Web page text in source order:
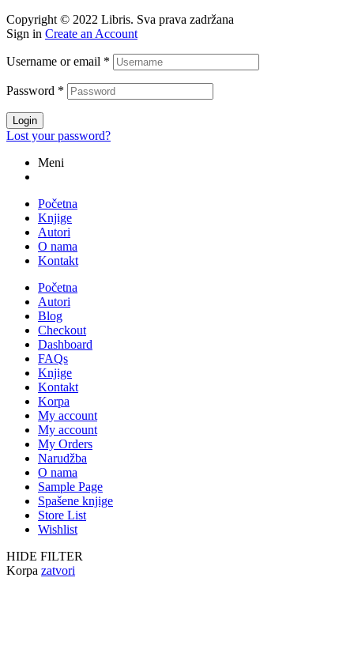
Copyright © 2022 Libris. Sva prava zadržana
Sign in Create an Account
Username or email *
Password *
Login
Lost your password?
Meni
Početna
Knjige
Autori
O nama
Kontakt
Početna
Autori
Blog
Checkout
Dashboard
FAQs
Knjige
Kontakt
Korpa
My account
My account
My Orders
Narudžba
O nama
Sample Page
Spašene knjige
Store List
Wishlist
HIDE FILTER
Korpa zatvori